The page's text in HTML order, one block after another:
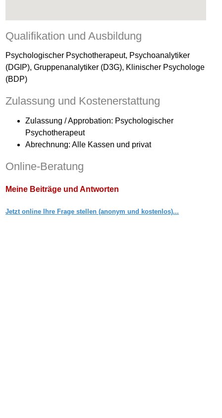
Qualifikation und Ausbildung
Psychologischer Psychotherapeut, Psychoanalytiker
(DGIP), Gruppenanalytiker (D3G), Klinischer Psychologe
(BDP)
Zulassung und Kostenerstattung
Zulassung / Approbation: Psychologischer
Psychotherapeut
Abrechnung: Alle Kassen und privat
Online-Beratung